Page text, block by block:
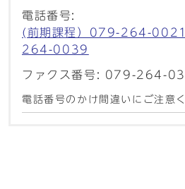
電話番号:
(前期課程）079-264-
264-0039
ファクス番号: 079-264-
電話番号のかけ間違いにご注意